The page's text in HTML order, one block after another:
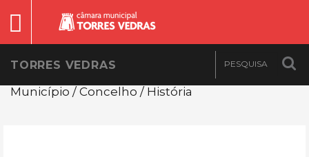
TORRES VEDRAS
Município / Concelho / História